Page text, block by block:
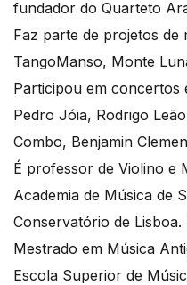
fundador do Quarteto
Faz parte de projetos de
TangoManso, Monte
Participou em concertos
Pedro Jóia, Rodrigo
Combo, Benjamin
É professor de Violino e
Academia de Música de
Conservatório de
Mestrado em Música
Escola Superior de